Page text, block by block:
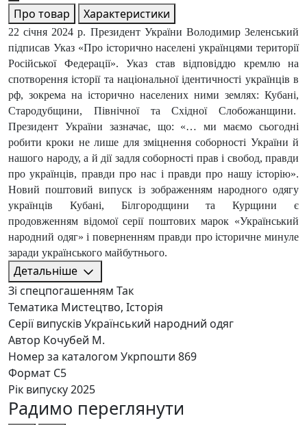
Про товар Характеристики
22 січня 2024 р. Президент України Володимир Зеленський
підписав Указ «Про історично населені українцями території
Російської Федерації». Указ став відповіддю кремлю на
спотворення історії та національної ідентичності українців в
рф, зокрема на історично населених ними землях: Кубані,
Стародубщини, Північної та Східної Слобожанщини.
Президент України зазначає, що: «… ми маємо сьогодні
робити кроки не лише для зміцнення соборності України й
нашого народу, а й дії задля соборності прав і свобод, правди
про українців, правди про нас і правди про нашу історію».
Новий поштовий випуск із зображенням народного одягу
українців Кубані, Білгородщини та Курщини є
продовженням відомої серії поштових марок «Український
народний одяг» і поверненням правди про історичне минуле
заради українського майбутнього.
Детальніше
Зі спецпогашенням Так
Тематика Мистецтво, Історія
Серії випусківУкраїнський народний одяг
Автор Кочубей М.
Номер за каталогом Укрпошти 869
Формат C5
Рік випуску2025
Радимо переглянути